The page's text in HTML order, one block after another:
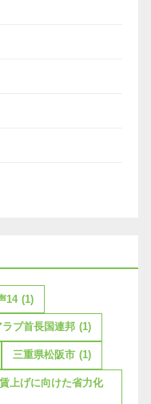
14 (1)
ラブ首長国連邦 (1)
三重県松阪市 (1)
上げに向けた省力化